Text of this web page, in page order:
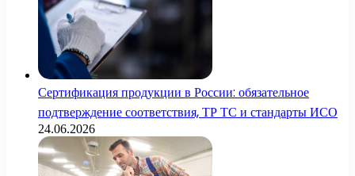
Сертификация продукции в России: обязательное
подтверждение соответствия, ТР ТС и стандарты ИСО
24.06.2026